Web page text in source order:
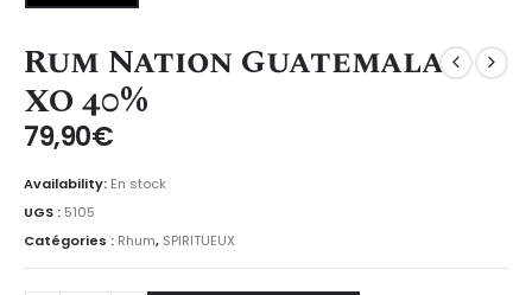
Rum Nation Guatemala
XO 40%
79,90€
Availability: En stock
UGS : 5105
Catégories : Rhum, SPIRITUEUX